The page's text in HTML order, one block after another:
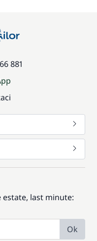
Incluso nel prezzo
Incluso nel prezzo
—
881
last minute:
Ok